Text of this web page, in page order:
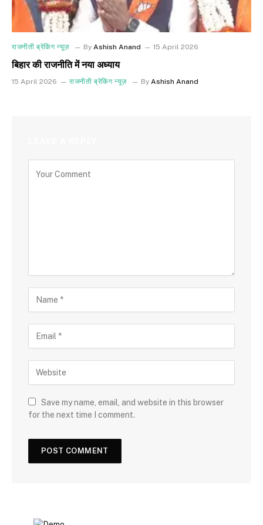
राजनीती ब्रेकिंग न्यूज़ By Ashish Anand 15 April 2026
बिहार की राजनीति में नया अध्याय
15 April 2026 राजनीती ब्रेकिंग न्यूज़ By Ashish Anand
Save my name, email, and website in this browser
for the next time I comment.